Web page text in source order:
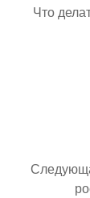
Что